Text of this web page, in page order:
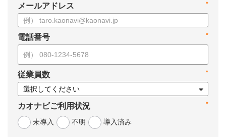
*
メールアドレス
*
電話番号
*
従業員数
*
カオナビご利用状況
未導入
不明 導入済み